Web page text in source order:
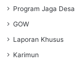
Program Jaga Desa
GOW
Laporan Khusus
Karimun